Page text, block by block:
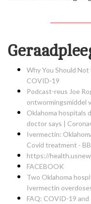
Why You Should
COVID-19
Podcast-reus Joe
ontwormingsmiddel
Oklahoma hospitals
doctor says |
Ivermectin:
Covid treatment -
https://
FACEBOOK
Two Oklahoma
Ivermectin
FAQ: COVID-19